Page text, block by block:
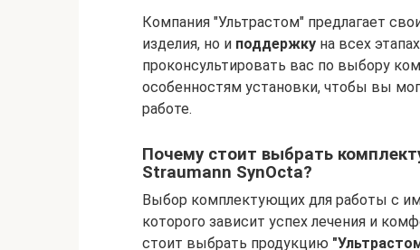
Компания "Ультрастом" предлагает
изделия, но и поддержку на всех
проконсультировать вас по выбору
особенностям установки, чтобы вы
работе.
Почему стоит выбрать
Straumann SynOcta?
Выбор комплектующих для работы с
которого зависит успех лечения и
стоит выбрать продукцию